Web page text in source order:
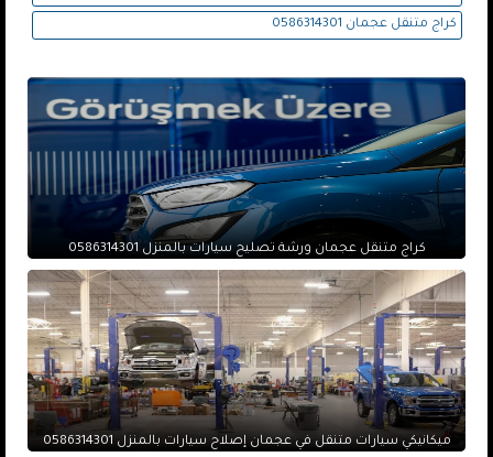
كراج متنقل عجمان 0586314301
كراج متنقل عجمان ورشة تصليح سيارات بالمنزل 0586314301
ميكانيكي سيارات متنقل في عجمان إصلاح سيارات بالمنزل 0586314301